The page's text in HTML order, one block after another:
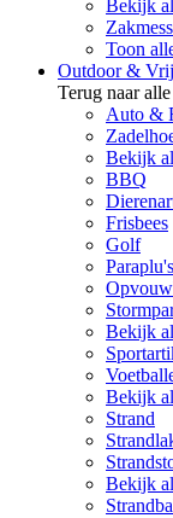
Bekijk
Toon
Outdoor &
Terug naar
Auto &
Bekijk
BBQ
Frisbees
Golf
Paraplu's
Bekijk
Bekijk
Strand
Bekijk